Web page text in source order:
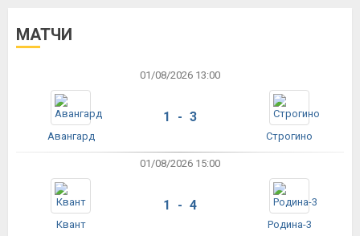
МАТЧИ
01/08/2026 13:00
Авангард
1 - 3
Строгино
01/08/2026 15:00
Квант
1 - 4
Родина-3